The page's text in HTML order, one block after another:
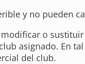
y no pueden
o
asignado. En
del club.